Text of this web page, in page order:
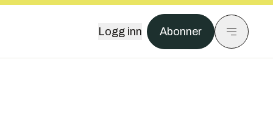
Logg inn Abonner